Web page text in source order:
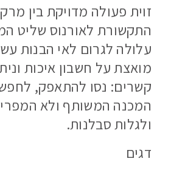
זוית פעולה מדויקת בין
התקשורת לאורנוס שליט
עלולה לגרום לאי הבנות
מואצת על חשבון איכות
קשרים: נסו להתאפק,
המכנה המשותף ולא
ולגלות סבלנות.
דגים